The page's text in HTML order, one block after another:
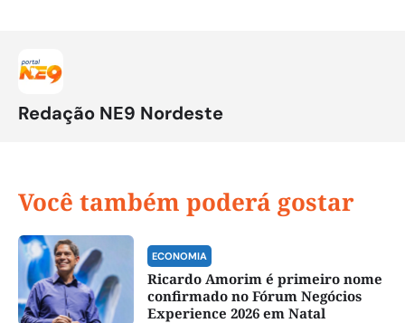
Redação NE9 Nordeste
Você também poderá gostar
ECONOMIA
Ricardo Amorim é primeiro nome
confirmado no Fórum Negócios
Experience 2026 em Natal